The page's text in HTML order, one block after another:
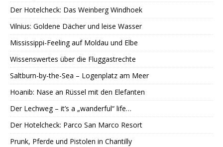
Der Hotelcheck: Das Weinberg Windhoek
Vilnius: Goldene Dächer und leise Wasser
Mississippi-Feeling auf Moldau und Elbe
Wissenswertes über die Fluggastrechte
Saltburn-by-the-Sea – Logenplatz am Meer
Hoanib: Nase an Rüssel mit den Elefanten
Der Lechweg – it’s a „wanderful“ life…
Der Hotelcheck: Parco San Marco Resort
Prunk, Pferde und Pistolen in Chantilly